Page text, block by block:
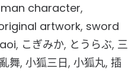
man character,
artwork, sword
, こぎみか, とうらぶ, 三
舞, 小狐三日, 小狐丸, 插